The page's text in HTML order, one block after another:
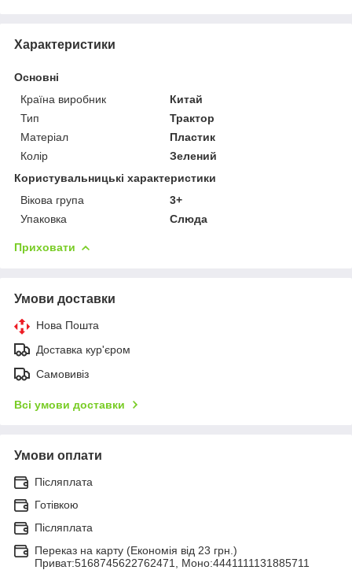
Характеристики
Основні
Країна виробник
Китай
Тип
Трактор
Матеріал
Пластик
Колір
Зелений
Користувальницькі характеристики
Вікова група
3+
Упаковка
Слюда
Приховати
Умови доставки
Нова Пошта
Доставка кур'єром
Самовивіз
Всі умови доставки
Умови оплати
Післяплата
Готівкою
Післяплата
Переказ на карту (Економія від 23 грн.)
Приват:5168745622762471, Моно:4441111131885711